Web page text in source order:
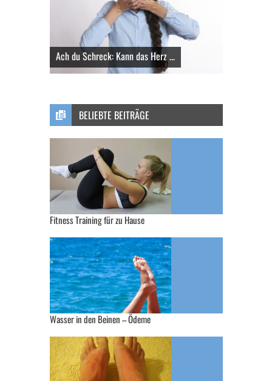
Ach du Schreck: Kann das Herz ...
BELIEBTE BEITRÄGE
Fitness Training für zu Hause
Wasser in den Beinen – Ödeme